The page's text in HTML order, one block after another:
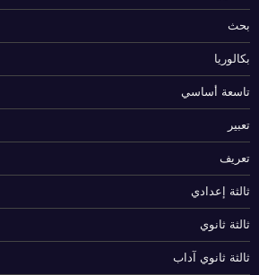
بحث
بكالوريا
تاسعة أساسي
تعبير
تعريف
ثالثة إعدادي
ثالثة ثانوي
ثالثة ثانوي آداب